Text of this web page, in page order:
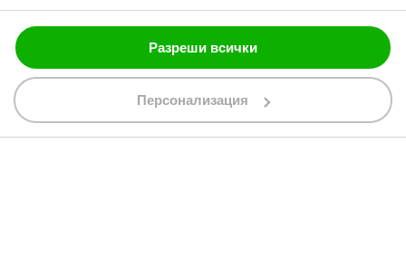
Разреши всички
Персонализация
088 200 7002
shop@bobimx.com